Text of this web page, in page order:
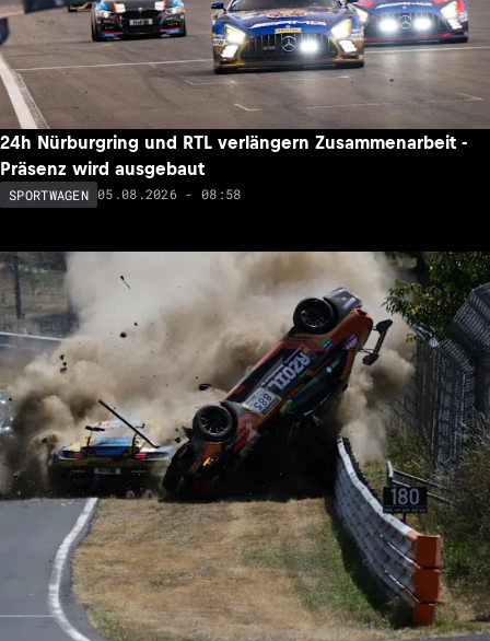
24h Nürburgring und RTL verlängern Zusammenarbeit -
Präsenz wird ausgebaut
SPORTWAGEN 05.08.2026 - 08:58